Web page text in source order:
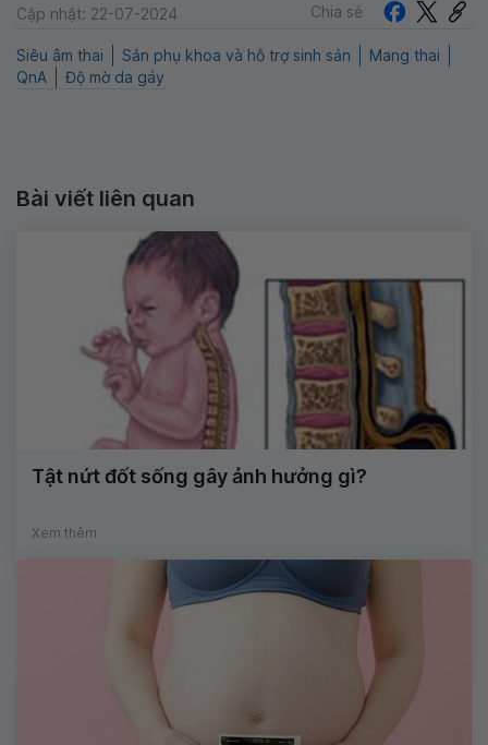
Cập nhật: 22-07-2024 Chia sẻ
Siêu âm thai Sản phụ khoa và hỗ trợ sinh sản
Mang thai
QnA
Độ mờ da gáy
Bài viết liên quan
Tật nứt đốt sống gây ảnh hưởng gì?
Xem thêm